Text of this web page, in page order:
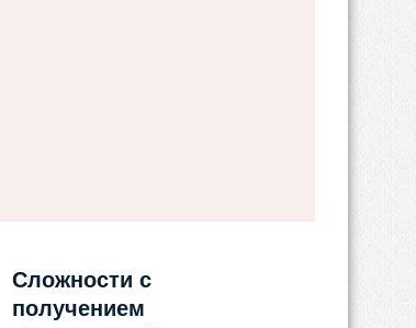
Сложности с
получением